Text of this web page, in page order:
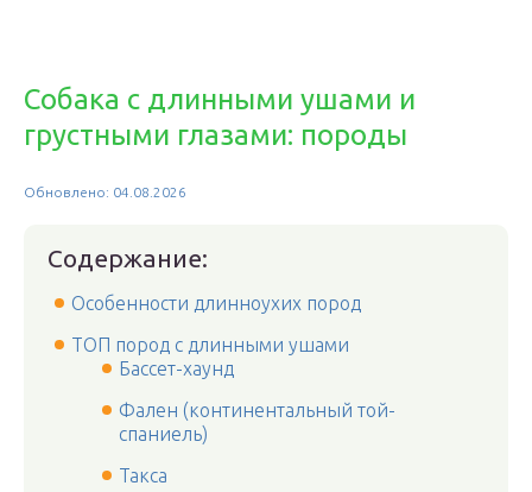
Собака с длинными ушами и
грустными глазами: породы
Обновлено: 04.08.2026
Содержание:
Особенности длинноухих пород
ТОП пород с длинными ушами
Бассет-хаунд
Фален (континентальный той-
спаниель)
Такса